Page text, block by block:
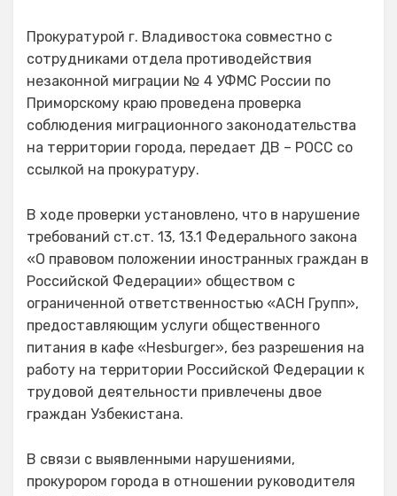
Прокуратурой г. Владивостока совместно с
сотрудниками отдела противодействия
незаконной миграции № 4 УФМС России по
Приморскому краю проведена проверка
соблюдения миграционного законодательства
на территории города, передает ДВ – РОСС со
ссылкой на прокуратуру.
В ходе проверки установлено, что в нарушение
требований ст.ст. 13, 13.1 Федерального закона
«О правовом положении иностранных граждан в
Российской Федерации» обществом с
ограниченной ответственностью «АСН Групп»,
предоставляющим услуги общественного
питания в кафе «Hesburger», без разрешения на
работу на территории Российской Федерации к
трудовой деятельности привлечены двое
граждан Узбекистана.
В связи с выявленными нарушениями,
прокурором города в отношении руководителя